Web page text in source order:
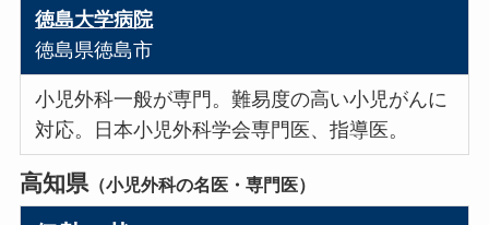
徳島大学病院
徳島県徳島市
小児外科一般が専門。難易度の高い小児がんに
対応。日本小児外科学会専門医、指導医。
高知県（小児外科の名医・専門医）